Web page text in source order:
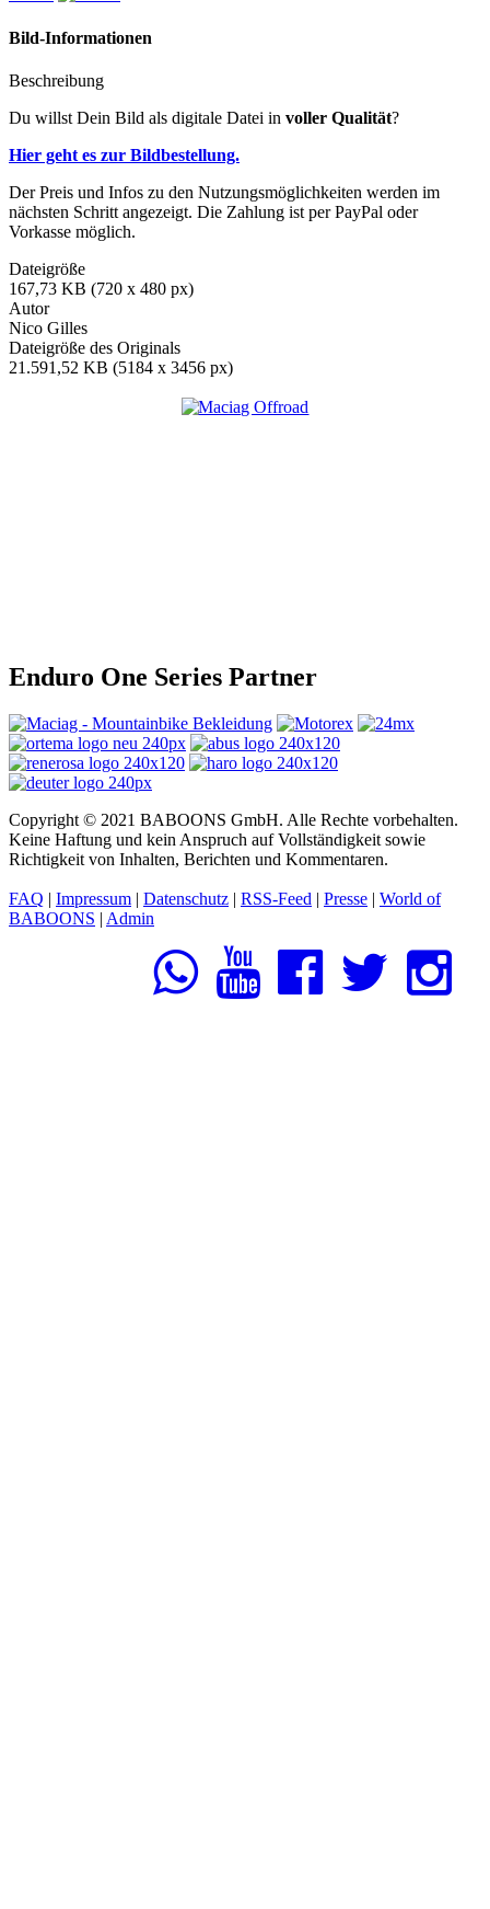
Bild-Informationen
Beschreibung
Du willst Dein Bild als digitale Datei in voller Qualität?
Hier geht es zur Bildbestellung.
Der Preis und Infos zu den Nutzungsmöglichkeiten werden im
nächsten Schritt angezeigt. Die Zahlung ist per PayPal oder
Vorkasse möglich.
Dateigröße
167,73 KB (720 x 480 px)
Autor
Nico Gilles
Dateigröße des Originals
21.591,52 KB (5184 x 3456 px)
Enduro One Series Partner
Copyright © 2021 BABOONS GmbH. Alle Rechte vorbehalten.
Keine Haftung und kein Anspruch auf Vollständigkeit sowie
Richtigkeit von Inhalten, Berichten und Kommentaren.
FAQ | Impressum | Datenschutz | RSS-Feed | Presse | World of
BABOONS | Admin